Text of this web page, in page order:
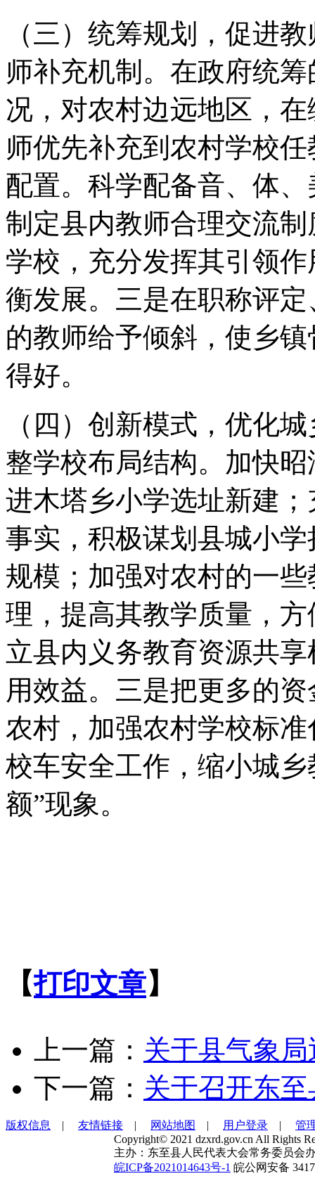
（三）统筹规划，促进
师补充机制。在政府统
况，对农村边远地区，
师优先补充到农村学校
配置。科学配备音、体
制定县内教师合理交流
学校，充分发挥其引领
衡发展。三是在职称评
的教师给予倾斜，使乡
得好。
（四）创新模式，优化
整学校布局结构。加快
进木塔乡小学选址新建
事实，积极谋划县城小
规模；加强对农村的一
理，提高其教学质量，
立县内义务教育资源共
用效益。三是把更多的
农村，加强农村学校标
校车安全工作，缩小城
额”现象。
【打印文章】
上一篇： 关于县气象
下一篇： 关于召开东
版权信息 | 友情链接 | 网站地图 | 用户登录 | 管
Copyright© 2021 dzxrd.gov.cn All Rights
主办：东至县人民代表大会常务委员会
皖ICP备2021014643号-1 皖公网安备